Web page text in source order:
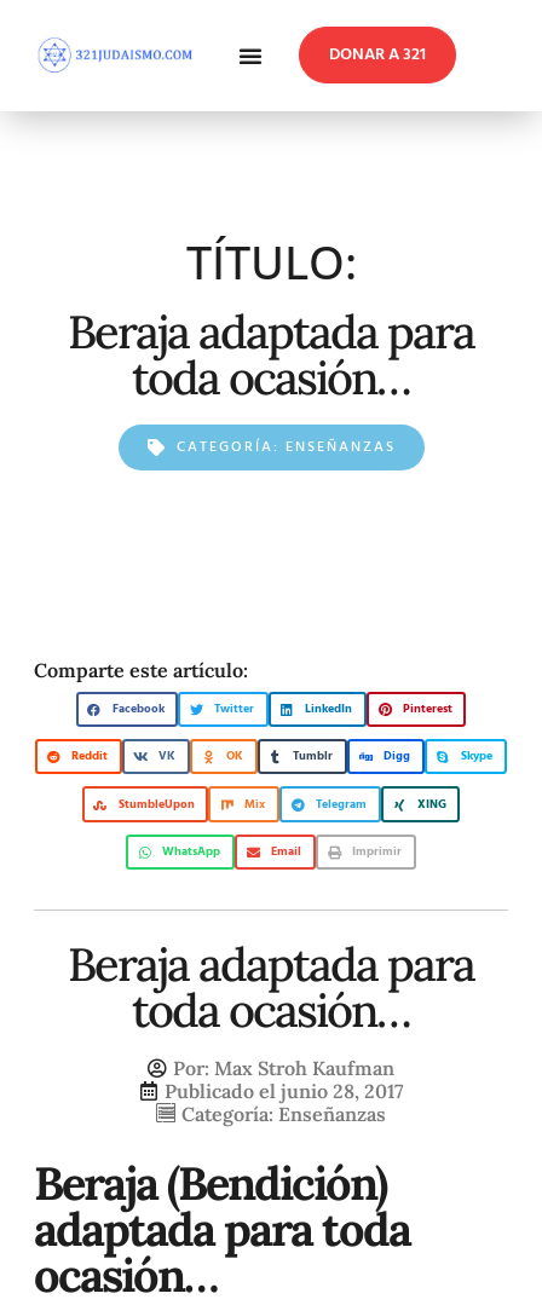
DONAR A 321
TÍTULO:
Beraja adaptada para
toda ocasión…
CATEGORÍA: ENSEÑANZAS
Comparte este artículo:
Facebook Twitter LinkedIn Pinterest
Reddit VK OK Tumblr Digg Skype
StumbleUpon Mix Telegram XING
WhatsApp Email Imprimir
Beraja adaptada para
toda ocasión…
Por: Max Stroh Kaufman
Publicado el junio 28, 2017
Categoría: Enseñanzas
Beraja (Bendición)
adaptada para toda
ocasión…